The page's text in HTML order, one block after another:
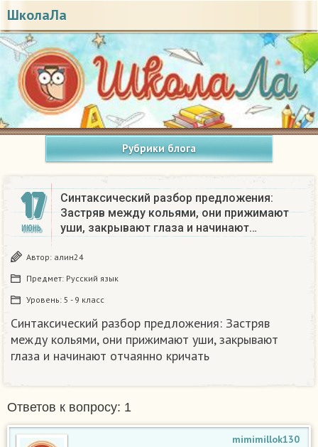
ШколаЛа
Рубрики блога
17
ИЮНЬ
Синтаксический разбор предложения:
Застряв между кольями, они прижимают
уши, закрывают глаза и начинают…
Автор: алин24
Предмет: Русский язык
Уровень: 5 - 9 класс
Синтаксический разбор предложения: Застряв
между кольями, они прижимают уши, закрывают
глаза и начинают отчаянно кричать​
Ответов к вопросу: 1
mimimillok130